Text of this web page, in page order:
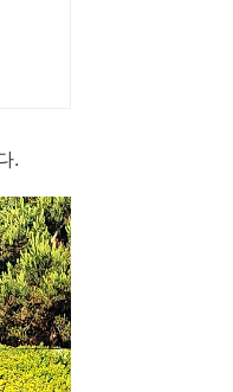
.